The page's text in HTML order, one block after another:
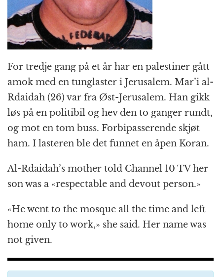
For tredje gang på et år har en palestiner gått
amok med en tunglaster i Jerusalem. Mar’i al-
Rdaidah (26) var fra Øst-Jerusalem. Han gikk
løs på en politibil og hev den to ganger rundt,
og mot en tom buss. Forbipasserende skjøt
ham. I lasteren ble det funnet en åpen Koran.
Al-Rdaidah’s mother told Channel 10 TV her
son was a «respectable and devout person.»
«He went to the mosque all the time and left
home only to work,» she said. Her name was
not given.